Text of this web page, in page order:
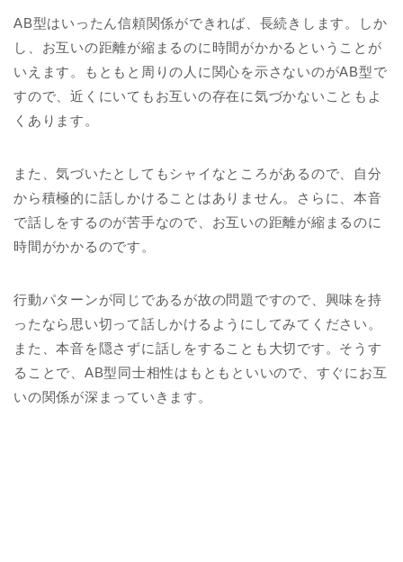
AB型はいったん信頼関係ができれば、長続きします。しか
し、お互いの距離が縮まるのに時間がかかるということが
いえます。もともと周りの人に関心を示さないのがAB型で
すので、近くにいてもお互いの存在に気づかないこともよ
くあります。
また、気づいたとしてもシャイなところがあるので、自分
から積極的に話しかけることはありません。さらに、本音
で話しをするのが苦手なので、お互いの距離が縮まるのに
時間がかかるのです。
行動パターンが同じであるが故の問題ですので、興味を持
ったなら思い切って話しかけるようにしてみてください。
また、本音を隠さずに話しをすることも大切です。そうす
ることで、AB型同士相性はもともといいので、すぐにお互
いの関係が深まっていきます。